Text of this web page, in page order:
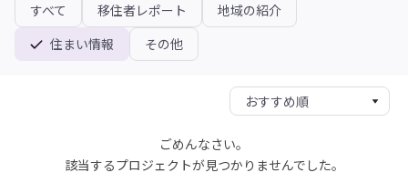
すべて 移住者レポート
地域の紹介
住まい情報
その他
ごめんなさい。
該当するプロジェクトが見つかりませんでした。